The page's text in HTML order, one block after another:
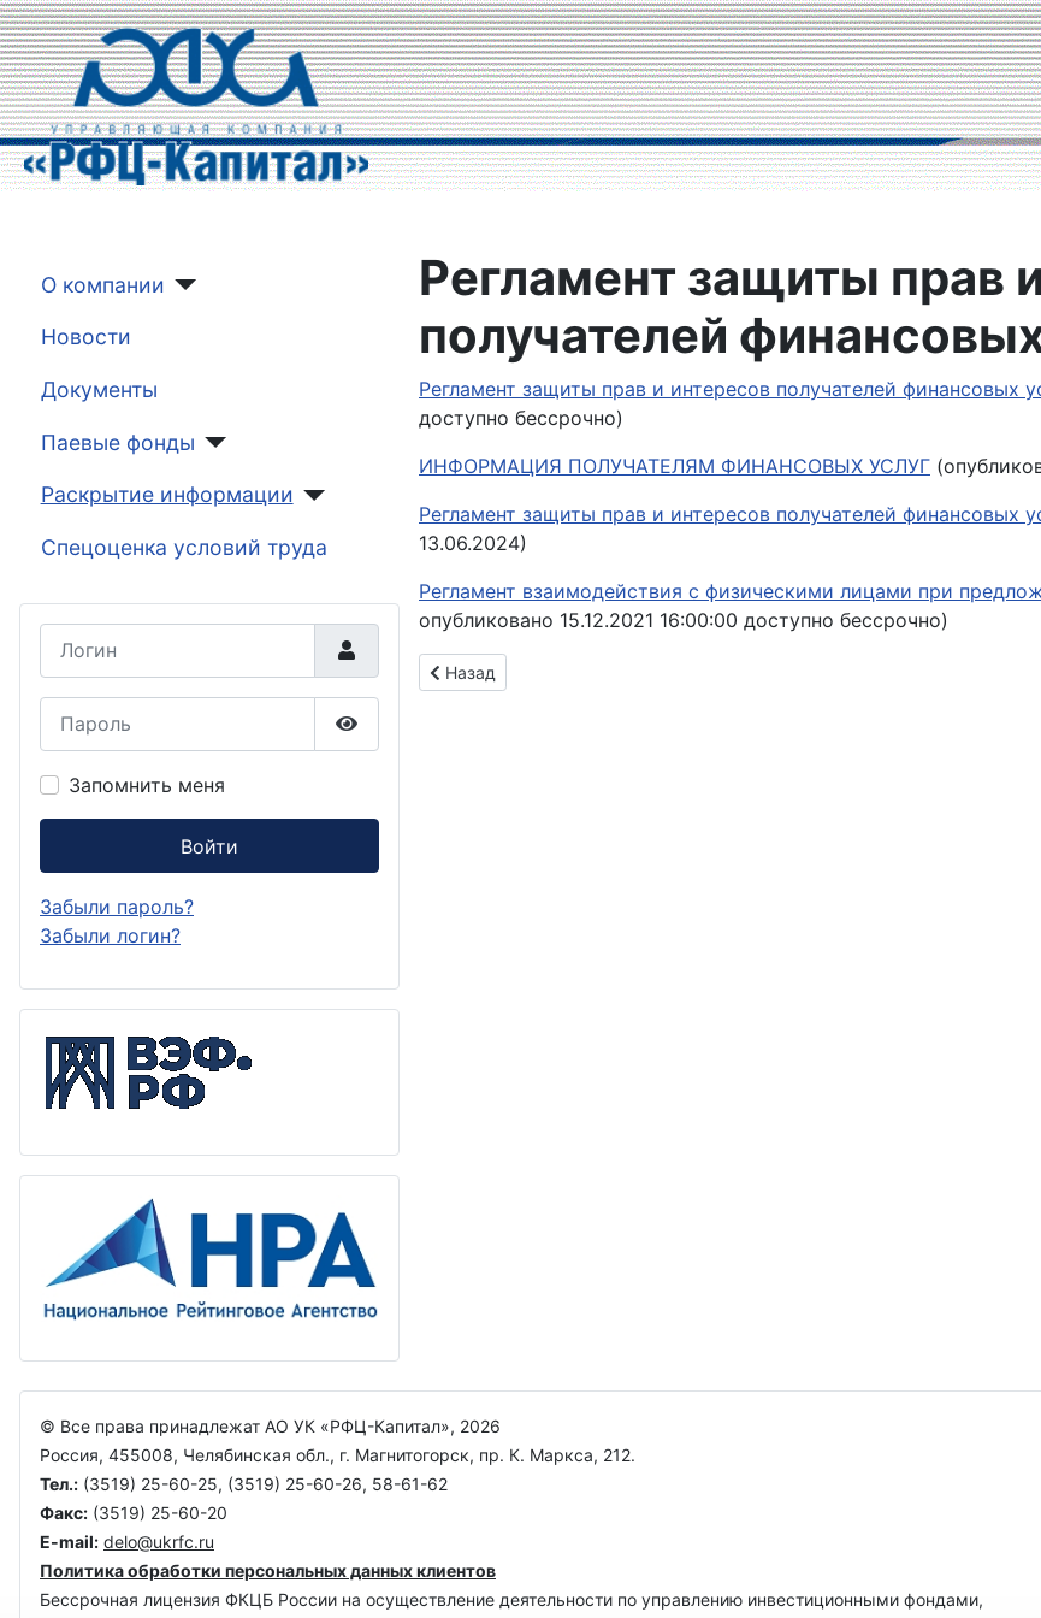
О компании
Новости
Документы
Паевые фонды
Раскрытие информации
Спецоценка условий труда
Показать пароль
Запомнить меня
Войти
Забыли пароль?
Забыли логин?
Регламент защиты прав
получателей
Регламент защиты прав и интересов получателей финансовых
доступно бессрочно)
ИНФОРМАЦИЯ ПОЛУЧАТЕЛЯМ ФИНАНСОВЫХ УСЛУГ
Регламент защиты прав и интересов получателей финансовых
13.06.2024)
Регламент взаимодействия с физическими лицами при
опубликовано 15.12.2021 16:00:00 доступно бессрочно)
Предыдущий: Использование электронных документов
Назад
© Все права принадлежат АО УК «РФЦ-Капитал», 2026
Россия, 455008, Челябинская обл., г. Магнитогорск, пр. К. Маркса, 212.
Тел.: (3519) 25-60-25, (3519) 25-60-26, 58-61-62
Факс: (3519) 25-60-20
E-mail: delo@ukrfc.ru
Политика обработки персональных данных клиентов
Бессрочная лицензия ФКЦБ Росcии на осуществление деятельности по управлению инвестиционными фондами,